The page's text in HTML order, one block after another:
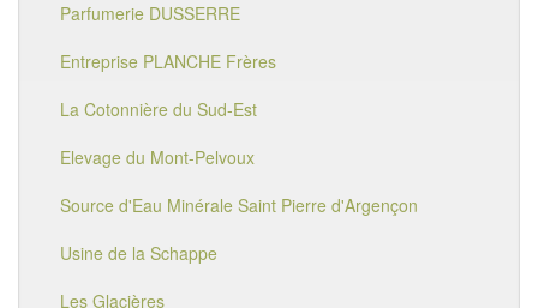
Parfumerie DUSSERRE
Entreprise PLANCHE Frères
La Cotonnière du Sud-Est
Elevage du Mont-Pelvoux
Source d'Eau Minérale Saint Pierre d'Argençon
Usine de la Schappe
Les Glacières